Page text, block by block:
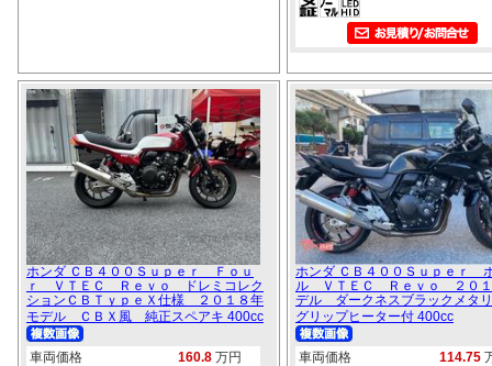
ホンダ ＣＢ４００Ｓｕｐｅｒ Ｆｏｕ
ｒ ＶＴＥＣ Ｒｅｖｏ ドレミコレク
ションＣＢＴｙｐｅＸ仕様 ２０１８年
モデル ＣＢＸ風 純正スペアキ 400cc
車両価格 160.8 万円
ホンダ ＣＢ４００Ｓｕｐｅｒ
ル ＶＴＥＣ Ｒｅｖｏ ２０１
デル ダークネスブラックメタ
グリップヒーター付 400cc
車両価格 114.75